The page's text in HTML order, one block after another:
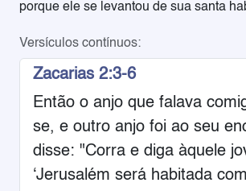
porque ele se levantou de sua santa
Versículos contínuos:
Zacarias 2:3-6
Então o anjo que falava
se, e outro anjo foi ao seu
disse: "Corra e diga àquele
‘Jerusalém será habitada